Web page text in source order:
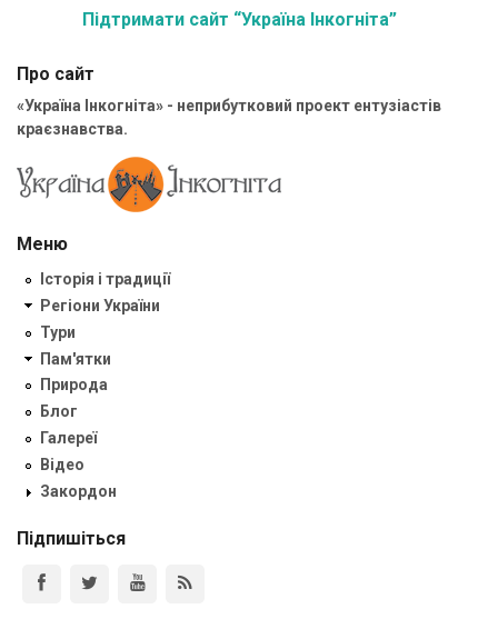
Підтримати сайт “Україна Інкогніта”
Про сайт
«Україна Інкогніта» - неприбутковий проект ентузіастів
краєзнавства.
Меню
Історія і традиції
Регіони України
Тури
Пам'ятки
Природа
Блог
Галереї
Відео
Закордон
Підпишіться